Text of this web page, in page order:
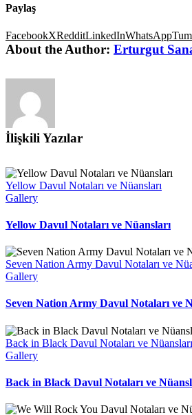
Paylaş
FacebookXRedditLinkedInWhatsApp
About the Author: Erturgut
İlişkili Yazılar
Yellow Davul Notaları ve Nüansları
Gallery
Yellow Davul Notaları ve Nüansları
Seven Nation Army Davul Notaları ve
Gallery
Seven Nation Army Davul Notaları ve
Back in Black Davul Notaları ve Nüansları
Gallery
Back in Black Davul Notaları ve